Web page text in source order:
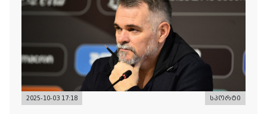
2025-10-03 17:18 სპორტი